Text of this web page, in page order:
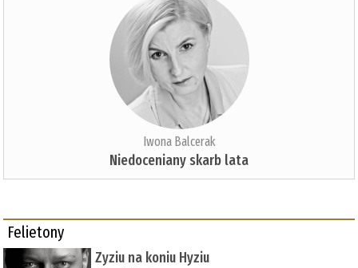
Iwona Balcerak
Niedoceniany skarb lata
Felietony
Zyziu na koniu Hyziu